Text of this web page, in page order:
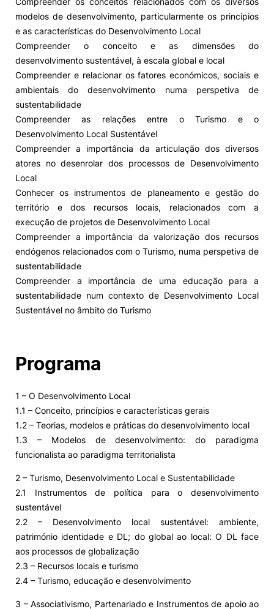
modelos de desenvolvimento, particularmente os princípios
e as características do Desenvolvimento Local
Compreender o conceito e as dimensões do
desenvolvimento sustentável, à escala global e local
Compreender e relacionar os fatores económicos, sociais e
ambientais do desenvolvimento numa perspetiva de
sustentabilidade
Compreender as relações entre o Turismo e o
Desenvolvimento Local Sustentável
Compreender a importância da articulação dos diversos
atores no desenrolar dos processos de Desenvolvimento
Local
Conhecer os instrumentos de planeamento e gestão do
território e dos recursos locais, relacionados com a
execução de projetos de Desenvolvimento Local
Compreender a importância da valorização dos recursos
endógenos relacionados com o Turismo, numa perspetiva de
sustentabilidade
Compreender a importância de uma educação para a
sustentabilidade num contexto de Desenvolvimento Local
Sustentável no âmbito do Turismo
Programa
1 – O Desenvolvimento Local
1.1 – Conceito, princípios e características gerais
1.2 – Teorias, modelos e práticas do desenvolvimento local
1.3 – Modelos de desenvolvimento: do paradigma
funcionalista ao paradigma territorialista
2 – Turismo, Desenvolvimento Local e Sustentabilidade
2.1 Instrumentos de política para o desenvolvimento
sustentável
2.2 – Desenvolvimento local sustentável: ambiente,
património identidade e DL; do global ao local: O DL face
aos processos de globalização
2.3 – Recursos locais e turismo
2.4 – Turismo, educação e desenvolvimento
3 – Associativismo, Partenariado e Instrumentos de apoio ao